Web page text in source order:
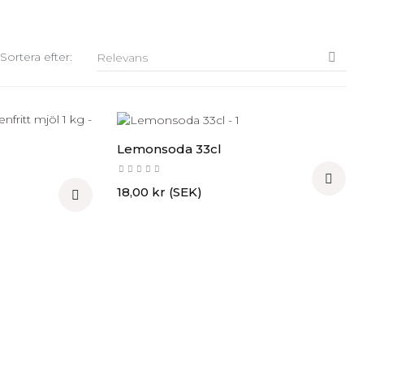
Sortera efter: Relevans 

Lemonsoda 33cl
Pris
18,00 kr (SEK)
